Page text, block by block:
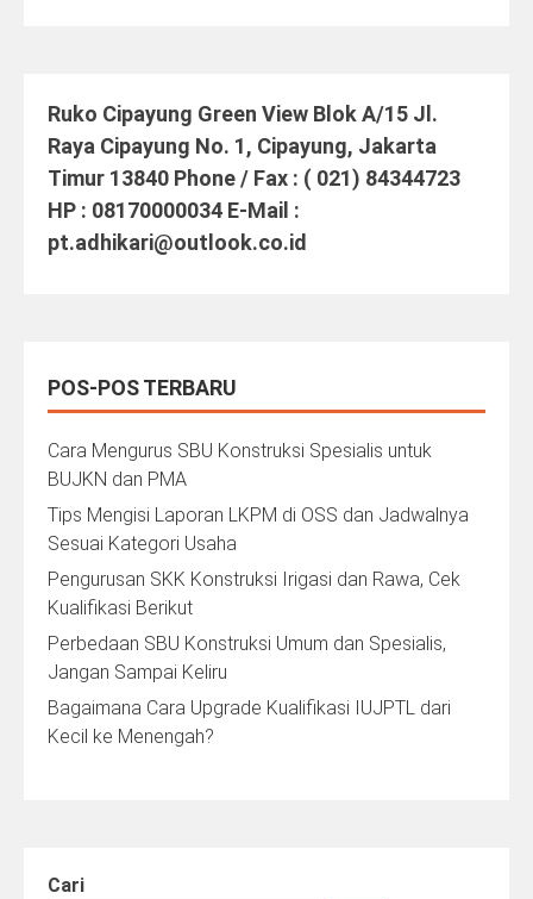
Ruko Cipayung Green View Blok A/15 Jl.
Raya Cipayung No. 1, Cipayung, Jakarta
Timur 13840 Phone / Fax : ( 021) 84344723
HP : 08170000034 E-Mail :
pt.adhikari@outlook.co.id
POS-POS TERBARU
Cara Mengurus SBU Konstruksi Spesialis untuk
BUJKN dan PMA
Tips Mengisi Laporan LKPM di OSS dan Jadwalnya
Sesuai Kategori Usaha
Pengurusan SKK Konstruksi Irigasi dan Rawa, Cek
Kualifikasi Berikut
Perbedaan SBU Konstruksi Umum dan Spesialis,
Jangan Sampai Keliru
Bagaimana Cara Upgrade Kualifikasi IUJPTL dari
Kecil ke Menengah?
Cari